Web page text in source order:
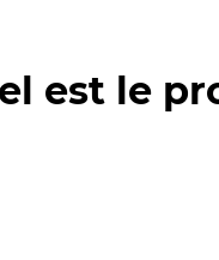
est le